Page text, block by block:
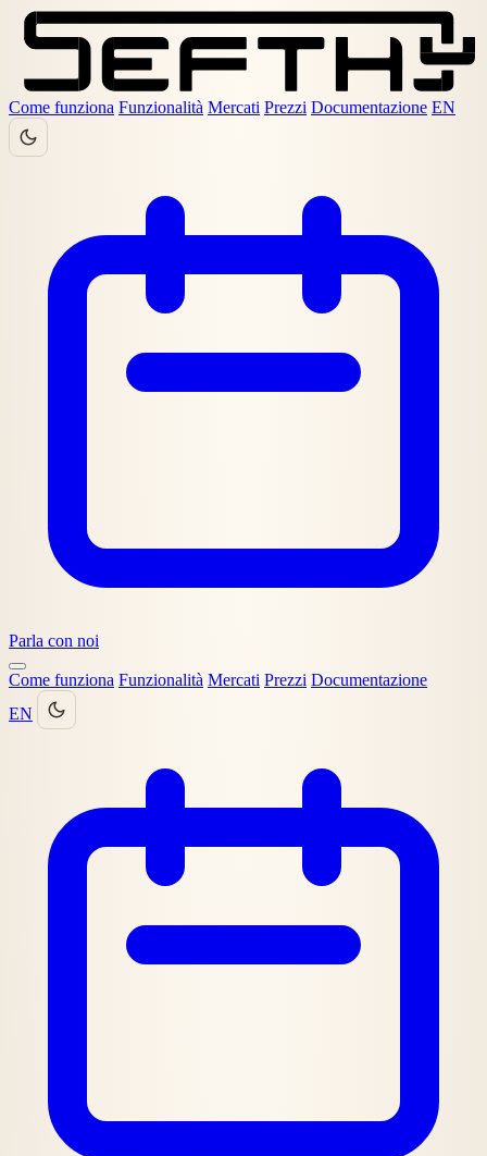
Come funziona Funzionalità Mercati Prezzi Documentazione EN
Parla con noi
Come funziona Funzionalità Mercati Prezzi Documentazione
EN